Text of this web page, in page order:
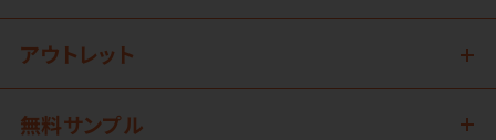
アウトレット
無料サンプル